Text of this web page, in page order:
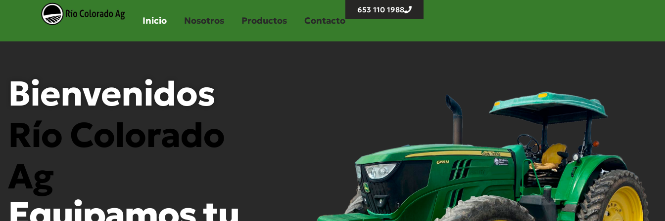
Inicio Nosotros Productos Contacto
653 110 1988
Bienvenidos
Río Colorado
Ag